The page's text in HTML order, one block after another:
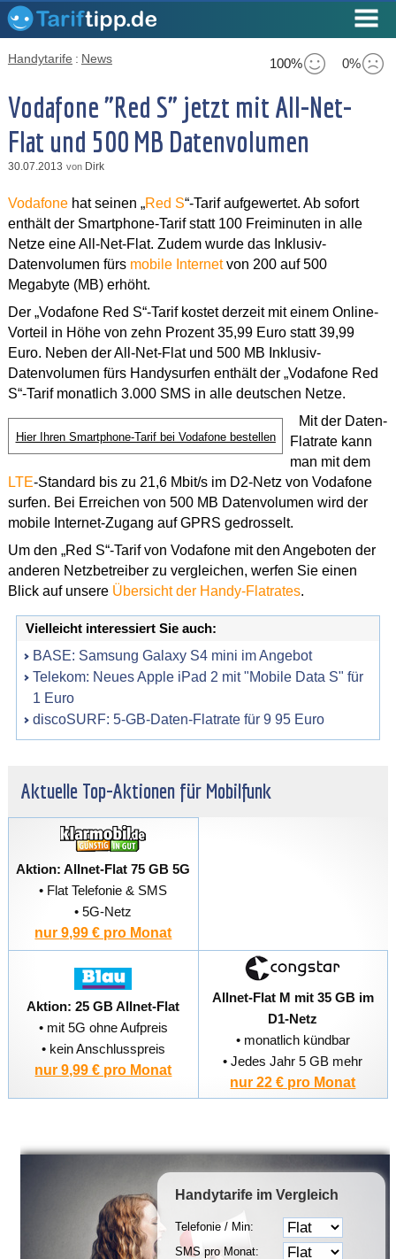
100% 0%
Handytarife : News
Vodafone "Red S" jetzt mit All-Net-
Flat und 500 MB Datenvolumen
30.07.2013 von Dirk
Vodafonehat seinen „Red S“-Tarif aufgewertet. Ab sofort
enthält der Smartphone-Tarif statt 100 Freiminuten in alle
Netze eine All-Net-Flat. Zudem wurde das Inklusiv-
Datenvolumen fürs mobile Internetvon 200 auf 500
Megabyte (MB) erhöht.
Der „Vodafone Red S“-Tarif kostet derzeit mit einem Online-
Vorteil in Höhe von zehn Prozent 35,99 Euro statt 39,99
Euro. Neben der All-Net-Flat und 500 MB Inklusiv-
Datenvolumen fürs Handysurfen enthält der „Vodafone Red
S“-Tarif monatlich 3.000 SMS in alle deutschen Netze.
Hier Ihren Smartphone-Tarif bei Vodafone bestellen
Mit der Daten-
Flatrate kann
man mit dem
LTE-Standard bis zu 21,6 Mbit/s im D2-Netz von Vodafone
surfen. Bei Erreichen von 500 MB Datenvolumen wird der
mobile Internet-Zugang auf GPRS gedrosselt.
Um den „Red S“-Tarif von Vodafone mit den Angeboten der
anderen Netzbetreiber zu vergleichen, werfen Sie einen
Blick auf unsere Übersicht der Handy-Flatrates.
Vielleicht interessiert Sie auch:
BASE: Samsung Galaxy S4 mini im Angebot
Telekom: Neues Apple iPad 2 mit "Mobile Data S" für
1 Euro
discoSURF: 5-GB-Daten-Flatrate für 9 95 Euro
Aktuelle Top-Aktionen für Mobilfunk
Aktion: Allnet-Flat 75 GB 5G
• Flat Telefonie & SMS
• 5G-Netz
nur 9,99 € pro Monat
Aktion: 25 GB Allnet-Flat
• mit 5G ohne Aufpreis
• kein Anschlusspreis
nur 9,99 € pro Monat
Allnet-Flat M mit 35 GB im
D1-Netz
• monatlich kündbar
• Jedes Jahr 5 GB mehr
nur 22 € pro Monat
Handytarife im Vergleich
Telefonie / Min:
SMS pro Monat: